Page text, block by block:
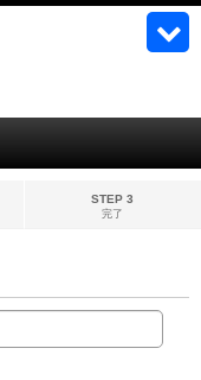
STEP 3
完了